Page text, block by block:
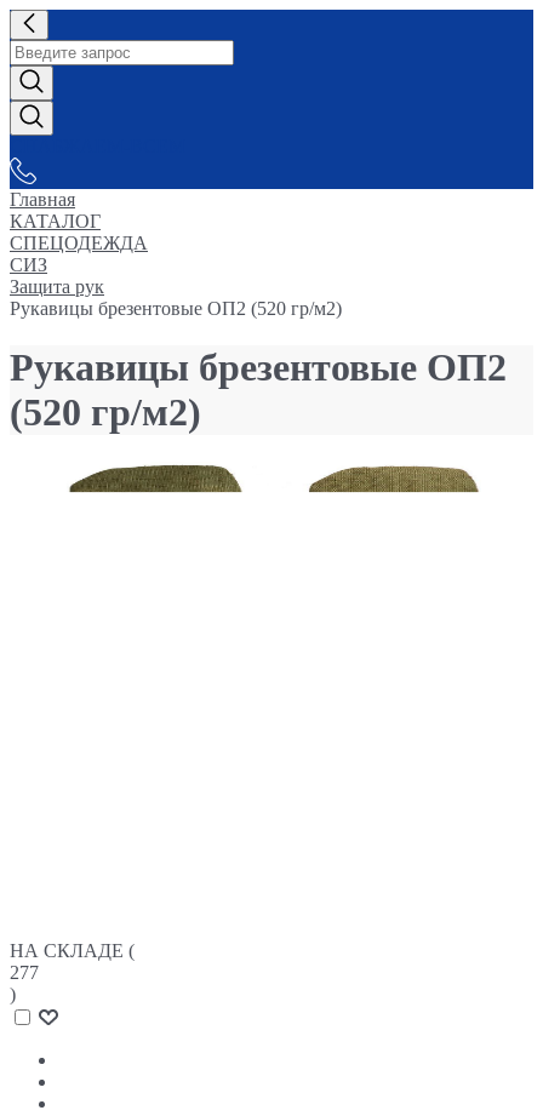
Главная
КАТАЛОГ
СПЕЦОДЕЖДА
СИЗ
Защита рук
Рукавицы брезентовые ОП2 (520 гр/м2)
Рукавицы брезентовые ОП2
(520 гр/м2)
НА СКЛАДЕ (
277
)